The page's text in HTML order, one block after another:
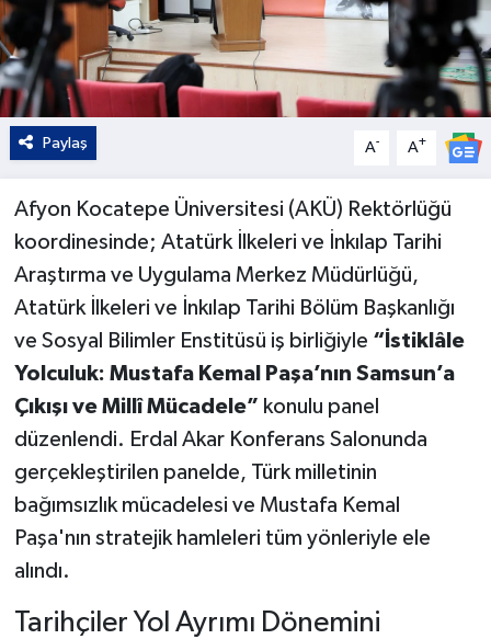
Paylaş A- A+
Afyon Kocatepe Üniversitesi (AKÜ) Rektörlüğü
koordinesinde; Atatürk İlkeleri ve İnkılap Tarihi
Araştırma ve Uygulama Merkez Müdürlüğü,
Atatürk İlkeleri ve İnkılap Tarihi Bölüm Başkanlığı
ve Sosyal Bilimler Enstitüsü iş birliğiyle “İstiklâle
Yolculuk: Mustafa Kemal Paşa’nın Samsun’a
Çıkışı ve Millî Mücadele” konulu panel
düzenlendi. Erdal Akar Konferans Salonunda
gerçekleştirilen panelde, Türk milletinin
bağımsızlık mücadelesi ve Mustafa Kemal
Paşa'nın stratejik hamleleri tüm yönleriyle ele
alındı.
Tarihçiler Yol Ayrımı Dönemini